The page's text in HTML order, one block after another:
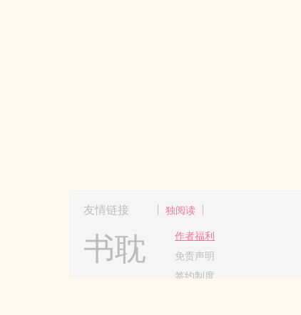
友情链接 独阅读
书耽
作者福利
免责声明
签约制度